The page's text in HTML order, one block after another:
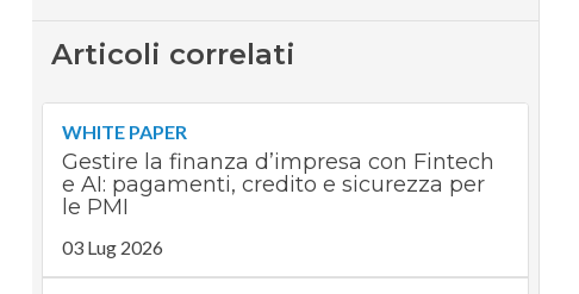
Articoli correlati
WHITE PAPER
Gestire la finanza d’impresa con Fintech
e AI: pagamenti, credito e sicurezza per
le PMI
03 Lug 2026